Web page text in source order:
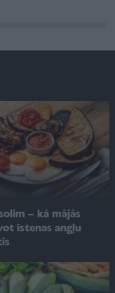
– kā mājās
īstenas angļu